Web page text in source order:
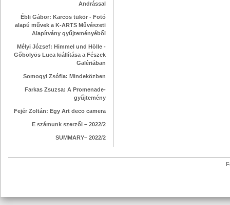
Andrással
Ébli Gábor: Karcos tükör - Fotó
alapú művek a K-ARTS Művészeti
Alapítvány gyűjteményéből
Mélyi József: Himmel und Hölle -
Gőbölyös Luca kiállítása a Fészek
Galériában
Somogyi Zsófia: Mindeközben
Farkas Zsuzsa: A Promenade-
gyűjtemény
Fejér Zoltán: Egy Art deco camera
E számunk szerzői – 2022/2
SUMMARY– 2022/2